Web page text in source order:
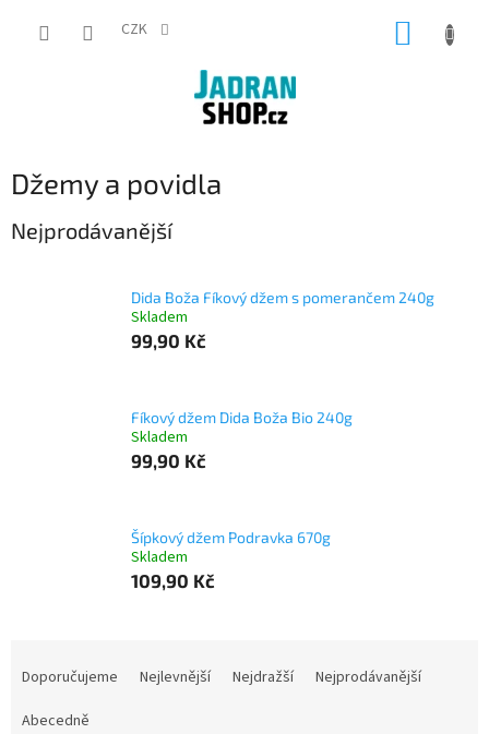
CZK
Džemy a povidla
Nejprodávanější
Dida Boža Fíkový džem s pomerančem 240g
Skladem
99,90 Kč
Fíkový džem Dida Boža Bio 240g
Skladem
99,90 Kč
Šípkový džem Podravka 670g
Skladem
109,90 Kč
Doporučujeme Nejlevnější Nejdražší
Nejprodávanější
Abecedně